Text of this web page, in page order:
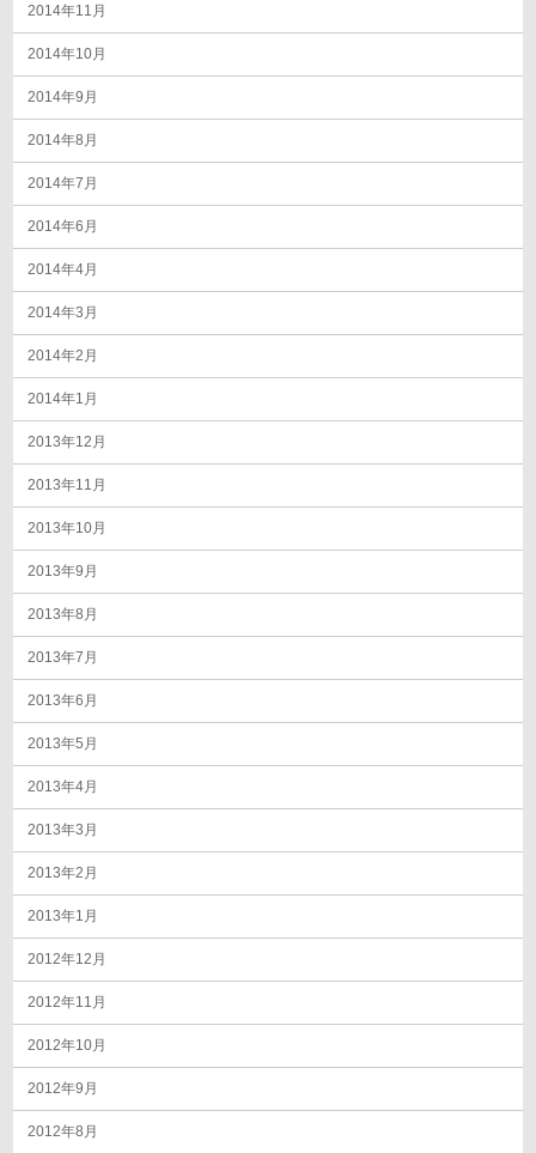
2014年11月
2014年10月
2014年9月
2014年8月
2014年7月
2014年6月
2014年4月
2014年3月
2014年2月
2014年1月
2013年12月
2013年11月
2013年10月
2013年9月
2013年8月
2013年7月
2013年6月
2013年5月
2013年4月
2013年3月
2013年2月
2013年1月
2012年12月
2012年11月
2012年10月
2012年9月
2012年8月